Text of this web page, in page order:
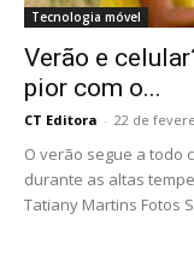
Tecnologia móvel
Verão e
pior com o...
CT Editora - 22 de
O verão segue a todo
durante as altas
Tatiany Martins Fotos